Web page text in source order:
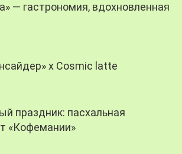
— гастрономия, вдохновленная
х Cosmic latte
праздник: пасхальная
«Кофемании»